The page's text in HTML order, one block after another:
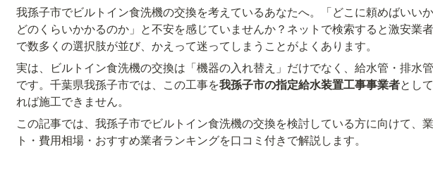
我孫子市でビルトイン食洗機の交換を考えているあなたへ。「どこに頼めばいい
どのくらいかかるのか」と不安を感じていませんか？ネットで検索すると激安業
で数多くの選択肢が並び、かえって迷ってしまうことがよくあります。
実は、ビルトイン食洗機の交換は「機器の入れ替え」だけでなく、給水管・排水
です。千葉県我孫子市では、この工事を我孫子市の指定給水装置工事事業者とし
れば施工できません。
この記事では、我孫子市でビルトイン食洗機の交換を検討している方に向けて、
ト・費用相場・おすすめ業者ランキングを口コミ付きで解説します。